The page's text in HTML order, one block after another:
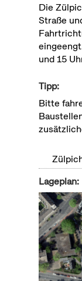
Die
Straße
und 15
Tipp:
Bitte
Lageplan: